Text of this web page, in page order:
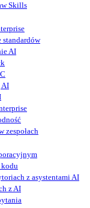
Skills
AI
AI
zespołach
z asystentami AI
z AI